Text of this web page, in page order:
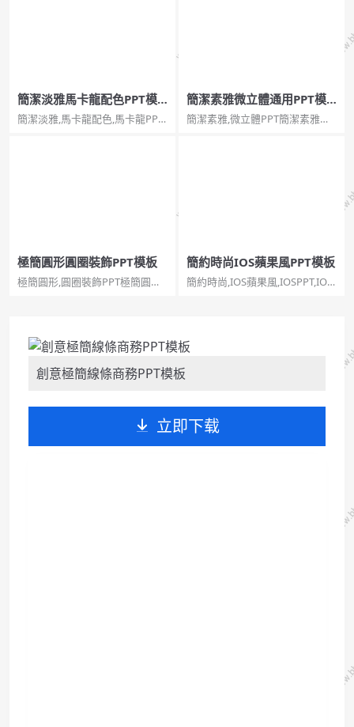
簡潔淡雅馬卡龍配色PPT模
板
簡潔淡雅,馬卡龍配色,馬卡龍PPT,
簡潔素雅微立體通用PPT模
板
簡潔素雅,微立體PPT簡潔素雅微
極簡圓形圓圈裝飾PPT模板
極簡圓形,圓圈裝飾PPT極簡圓形
簡約時尚IOS蘋果風PPT模板
簡約時尚,IOS蘋果風,IOSPPT,IOS
創意極簡線條商務PPT模板
立即下载